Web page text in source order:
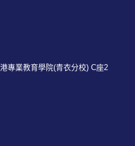
專業教育學院(青衣分校) C座2